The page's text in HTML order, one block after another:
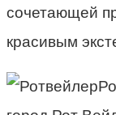
сочетающей
красивым